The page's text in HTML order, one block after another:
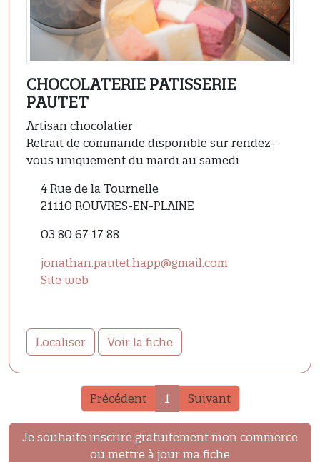
CHOCOLATERIE PATISSERIE
PAUTET
Artisan chocolatier
Retrait de commande disponible sur rendez-
vous uniquement du mardi au samedi
4 Rue de la Tournelle
21110 ROUVRES-EN-PLAINE
03 80 67 17 88
jonathan.pautet.happ@gmail.com
Site web
Localiser Voir la fiche
Précédent 1 Suivant
Je souhaite inscrire gratuitement mon commerce
ou mettre à jour ma fiche